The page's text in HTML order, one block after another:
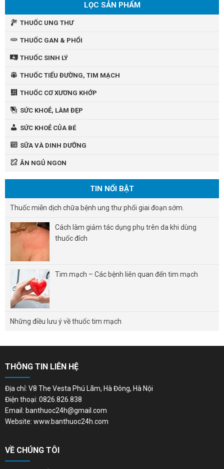
LỌC SẢN PHẨM
THUỐC UNG THƯ
THUỐC GAN & PHỔI
THUỐC SINH LÝ
THUỐC TIỂU ĐƯỜNG, TIM MẠCH
THUỐC CƠ XƯƠNG KHỚP
SỨC KHOẺ, LÀM ĐẸP
SỨC KHOẺ CỦA BÉ
SỮA VÀ DINH DƯỠNG
ĂN NGỦ NGON
TIN NỔI BẬT
Thuốc miễn dịch chữa bệnh ung thư phổi giai đoạn sớm.
Cách làm giảm tác dụng phụ trên da khi dùng
thuốc đích
Tim mạch – Các bệnh liên quan đến tim mạch
Những điều lưu ý về thuốc tim mạch
THÔNG TIN LIÊN HỆ
Địa chỉ: V8 The Vesta Phú Lãm, Hà Đông, Hà Nội
Điện thoại: 0826.826.838
Email: banthuoc24h@gmail.com
Website: www.banthuoc24h.com
VỀ CHÚNG TÔI